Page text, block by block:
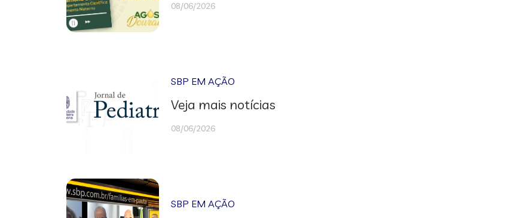
08/06/2026
SBP EM AÇÃO
Veja mais notícias
08/06/2026
SBP EM AÇÃO